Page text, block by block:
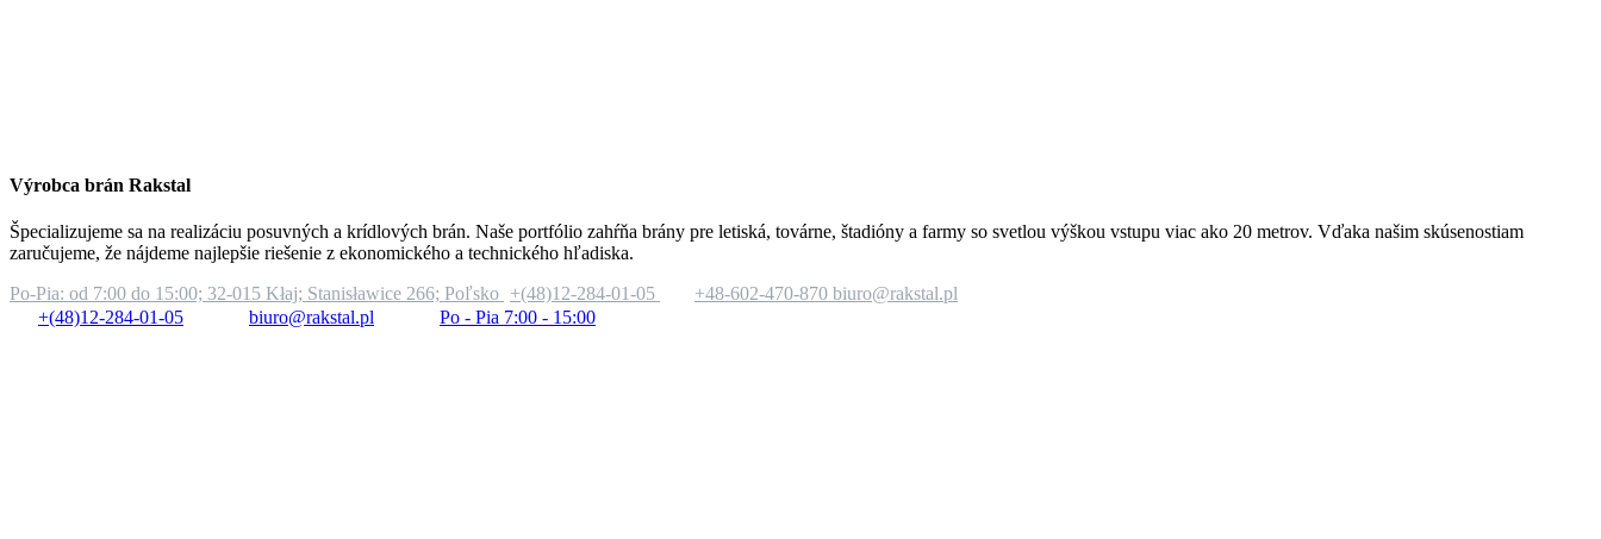
Výrobca brán Rakstal
Špecializujeme sa na realizáciu posuvných a krídlových brán. Naše portfólio zahŕňa brány pre letiská, továrne, štadióny a farmy so svetlou výškou vstupu viac ako 20 metrov. Vďaka našim skúsenostiam
zaručujeme, že nájdeme najlepšie riešenie z ekonomického a technického hľadiska.
Po-Pia: od 7:00 do 15:00; 32-015 Kłaj; Stanisławice 266; Poľsko +(48)12-284-01-05 +48-602-470-870 biuro@rakstal.pl
+(48)12-284-01-05
biuro@rakstal.pl Po - Pia 7:00 - 15:00